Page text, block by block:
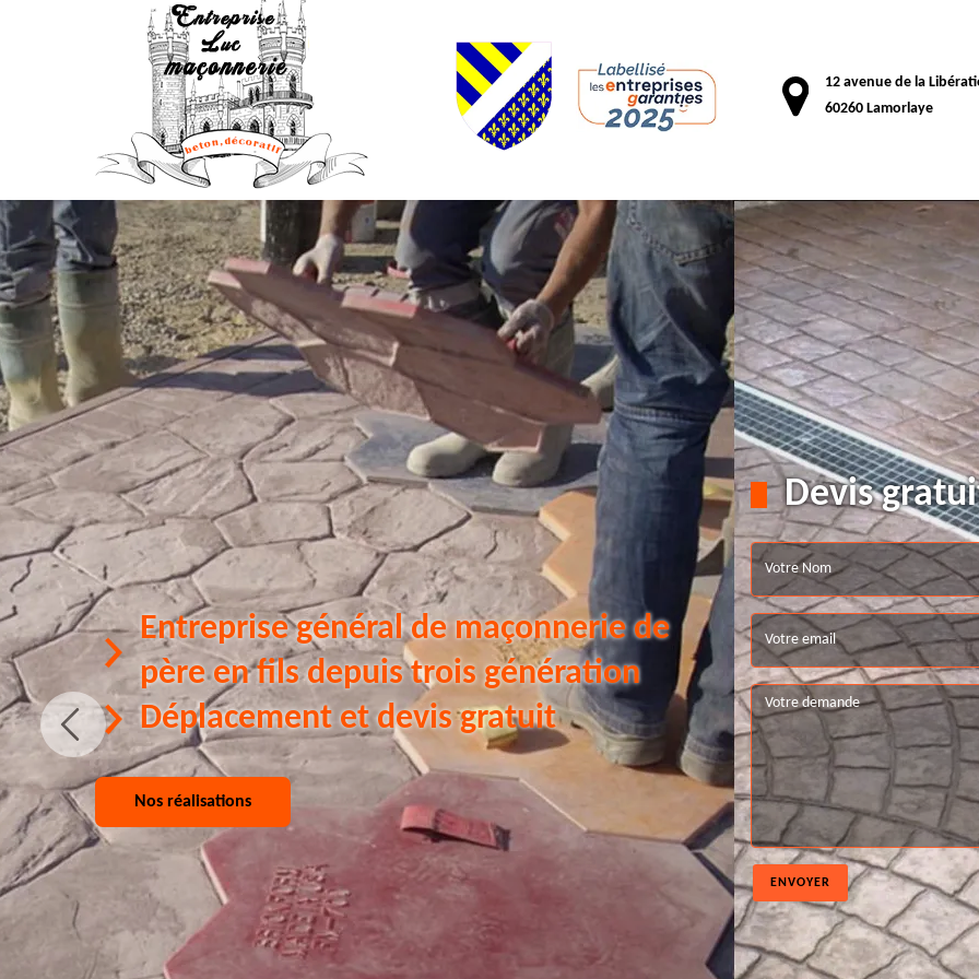
12 avenue de la
60260 Lamorlaye
Entreprise général de maçonnerie de
père en fils depuis trois génération
Déplacement et devis gratuit
Nos réalisations
Devis